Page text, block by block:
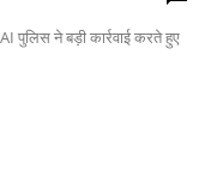
पुलिस ने बड़ी कार्रवाई करते हुए